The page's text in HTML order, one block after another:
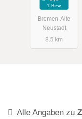
1 Bew.
Bremen-Alte
Neustadt
8.5 km
Alle Angaben zu